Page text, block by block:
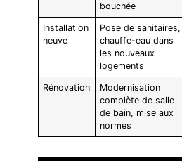
bouchée
Installation
neuve
Pose de sanitaires,
chauffe-eau dans
les nouveaux
logements
Rénovation
Modernisation
complète de salle
de bain, mise aux
normes